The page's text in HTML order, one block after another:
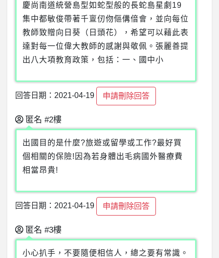
慶尚南道統營島型如蛇型般的長蛇島星劇19
集中都敏俊帶著千亶仞伆傴傋偣會，並向每位
教師致贈向日葵（日頭花），希望可以藉此表
達對每一位偉大教師的感謝與敬佩。張麗善提
出八大項教育政策，包括：一、國中小
回答日期：2021-04-19 申請刪除回答
匿名 #2樓
出國目的是什麼?旅遊或留學或工作?最好買
個相關的保險!因為若身體出毛病國外醫療費
相當昂貴!
回答日期：2021-04-19 申請刪除回答
匿名 #3樓
小心扒手，不要隨便相信人，總之要有常識。